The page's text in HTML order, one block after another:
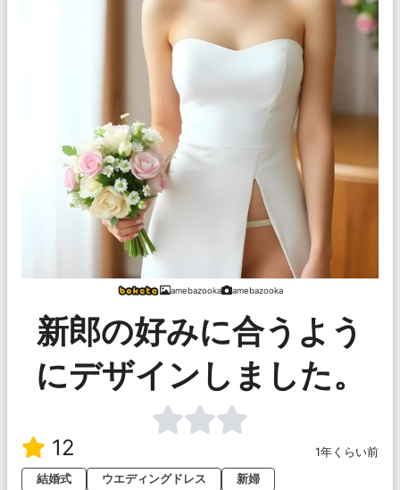
amebazooka amebazooka
新郎の好みに合うよう
にデザインしました。
12
1年くらい前
結婚式
ウエディングドレス 新婦